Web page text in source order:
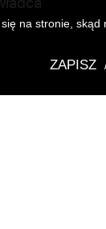
na stronie, skąd
ZAPISZ